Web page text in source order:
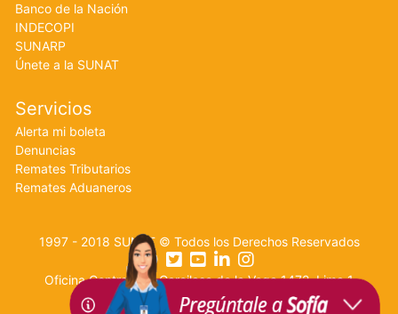
Banco de la Nación
INDECOPI
SUNARP
Únete a la SUNAT
Servicios
Alerta mi boleta
Denuncias
Remates Tributarios
Remates Aduaneros
1997 - 2018 SUNAT © Todos los Derechos Reservados
Oficina Central: Av. Garcilaso de la Vega 1472, Lima 1